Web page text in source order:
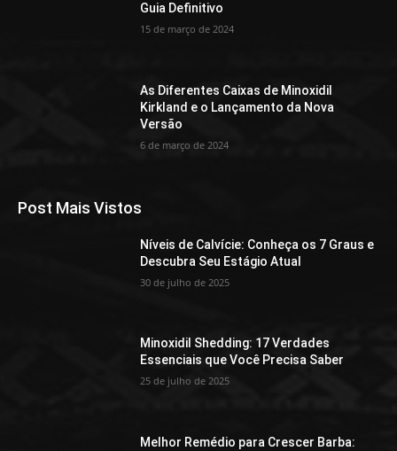
Guia Definitivo
15 de março de 2024
As Diferentes Caixas de Minoxidil
Kirkland e o Lançamento da Nova
Versão
6 de março de 2024
Post Mais Vistos
Níveis de Calvície: Conheça os 7 Graus e
Descubra Seu Estágio Atual
30 de julho de 2025
Minoxidil Shedding: 17 Verdades
Essenciais que Você Precisa Saber
25 de julho de 2025
Melhor Remédio para Crescer Barba: